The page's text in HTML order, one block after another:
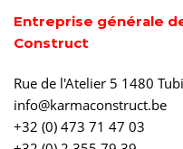
Entreprise générale
Construct
Rue de l'Atelier 5 1480
info@karmaconstruct.be
+32 (0) 473 71 47 03